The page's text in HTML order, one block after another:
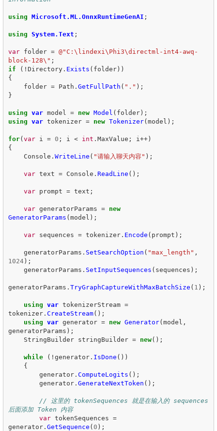
using Microsoft.ML.OnnxRuntimeGenAI ;
using System.Text ;
var folder = @"C:\lindexi\Phi3\directml-int4-awq-
block-128\" ;
if
(! Directory. Exists ( folder))
{
folder = Path . GetFullPath ( "." );
}
using var model = new Model ( folder);
using var tokenizer = new Tokenizer(model );
for(var i = 0 ; i < int . MaxValue ; i ++)
{
Console . WriteLine ( "请输入聊天内容" );
var text = Console . ReadLine ();
var prompt = text ;
var generatorParams =
new
GeneratorParams (model );
var sequences = tokenizer. Encode ( prompt );
generatorParams . SetSearchOption ( "max_length" ,
1024);
generatorParams . SetInputSequences ( sequences );
generatorParams . TryGraphCaptureWithMaxBatchSize ( 1 );
using var tokenizerStream =
tokenizer. CreateStream();
using var generator = new Generator(model ,
generatorParams );
StringBuilder
stringBuilder = new();
while (! generator. IsDone ())
{
generator. ComputeLogits ();
generator. GenerateNextToken ();
// 这里的 tokenSequences 就是在输入的 sequences
后面添加 Token 内容
var tokenSequences =
generator. GetSequence ( 0 );